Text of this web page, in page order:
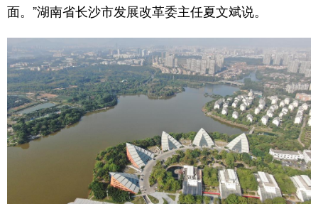
面。”湖南省长沙市发展改革委主任夏文斌说。